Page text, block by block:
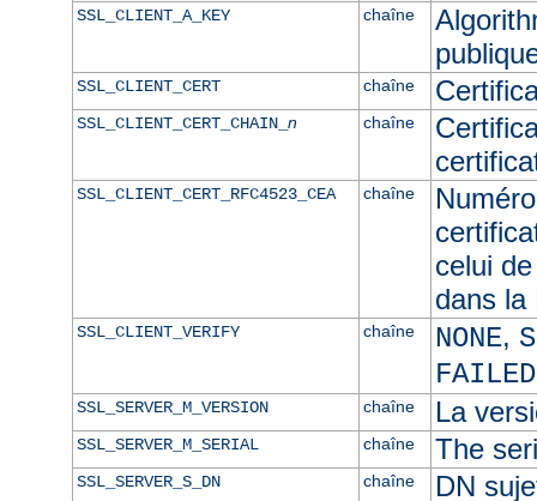
SSL_CLIENT_A_KEY chaîne
SSL_CLIENT_CERT chaîne
SSL_CLIENT_CERT_CHAIN_ n chaîne
SSL_CLIENT_CERT_RFC4523_CEA chaîne
celui
dans la
SSL_CLIENT_VERIFY chaîne NONE,
SSL_SERVER_M_VERSION chaîne La
SSL_SERVER_M_SERIAL chaîne The
SSL_SERVER_S_DN chaîne DN